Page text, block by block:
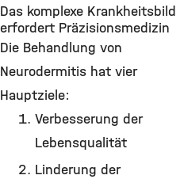
Das komplexe Krankheitsbild
erfordert Präzisionsmedizin
Die Behandlung von
Neurodermitis hat vier
Hauptziele:
Verbesserung der
Lebensqualität
Linderung der